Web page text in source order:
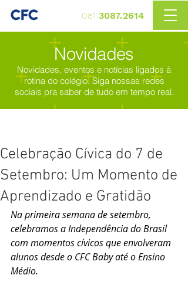
081 3087.2614
Novidades
Novidades, eventos e notícias ligados à
rotina do colégio. Siga nossas redes
sociais pra saber de tudo em tempo real.
Celebração Cívica do 7 de
Setembro: Um Momento de
Aprendizado e Gratidão
Na primeira semana de setembro,
celebramos a Independência do Brasil
com momentos cívicos que envolveram
alunos desde o CFC Baby até o Ensino
Médio.